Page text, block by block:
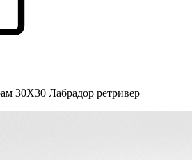
30Х30 Лабрадор ретривер